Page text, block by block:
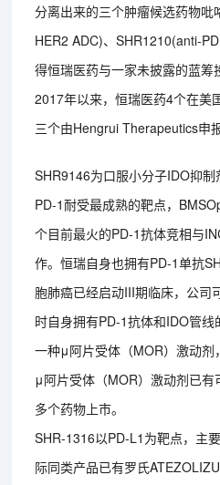
分离出来的三个肿瘤候选药物
HER2 ADC)、SHR1210(anti-
得恒瑞医药与一家未披露的蓝筹
2017年以来，恒瑞医药4个在美
三个由Hengrui Therapeutics申报
SHR9146为口服小分子IDO抑
PD-1耐受最成熟的靶点，
个目前最火的PD-1抗体竞相与
作。恒瑞自身也拥有PD-1单抗
胞肺癌已经启动III期临床，公司
时自身拥有PD-1抗体和IDO管
一种μ阿片受体（MOR）激动
μ阿片受体（MOR）激动剂已有
多个药物上市。
SHR-1316以PD-L1为靶点，主
际同类产品已有罗氏